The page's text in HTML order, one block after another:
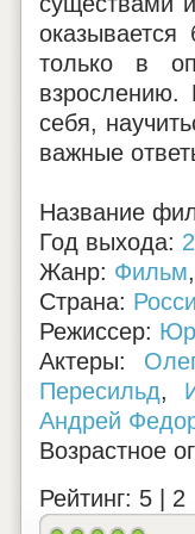
только в
взрослению.
себя,
важные
Название
Год выхода:
Жанр: Фильм
Страна:
Режиссер:
Актеры:
Пересильд,
Андрей
Возрастное
Рейтинг: 5 | 2